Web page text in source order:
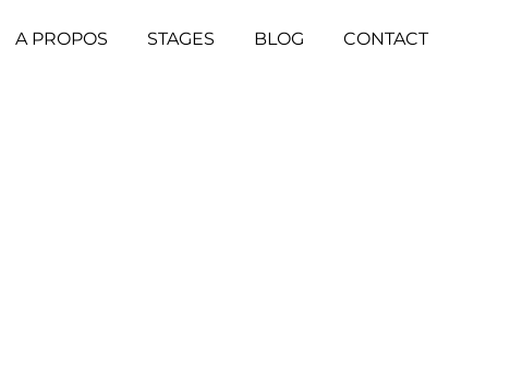
A PROPOS STAGES BLOG CONTACT